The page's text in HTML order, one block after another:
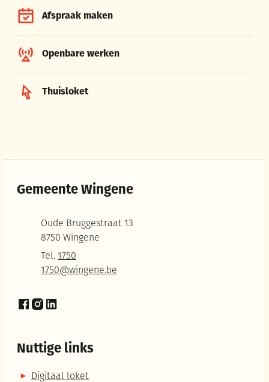
Afspraak maken
Openbare werken
Thuisloket
Gemeente Wingene
Oude Bruggestraat 13
,8750 Wingene
1750
E-mail1750@wingene.be
Nuttige links
Digitaal loket
Facebook
Instagram
LinkedIn